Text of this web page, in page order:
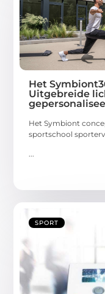
Het
Uitgebreide
Het Symbiont
sportschool
...
SPORT